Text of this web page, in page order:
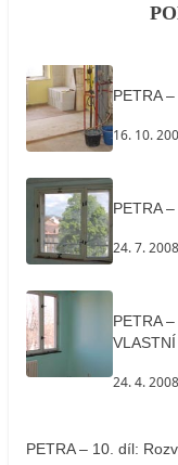
PETRA
16. 10.
PETRA
24. 7. 2008
PETRA
24. 4. 2008
PETRA – 10. díl: